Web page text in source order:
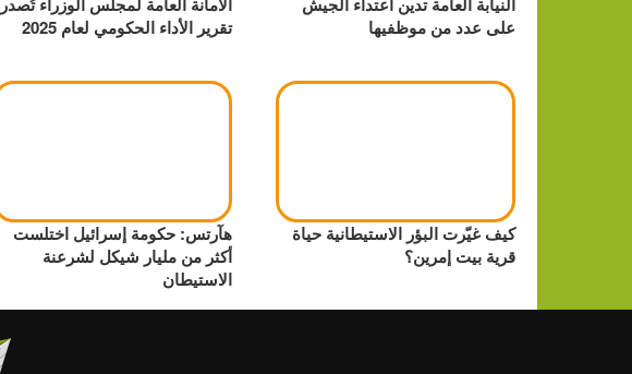
على عدد من موظفيها
تقرير الأداء الحكومي لعام 2025
كيف غيّرت البؤر الاستيطانية حياة
قرية بيت إمرين؟
هآرتس: حكومة إسرائيل اختلست
أكثر من مليار شيكل لشرعنة
الاستيطان